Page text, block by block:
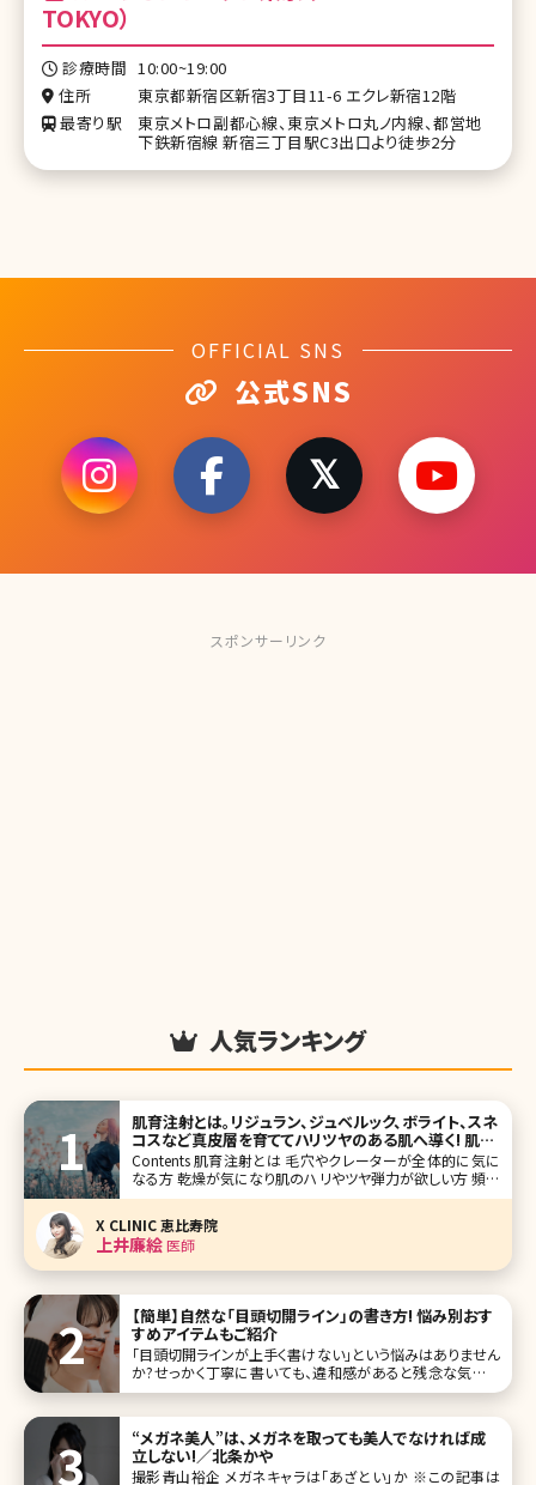
TOKYO）
診療時間 10:00~19:00
住所
東京都新宿区新宿3丁目11-6 エクレ新宿12階
最寄り駅
東京メトロ副都心線、東京メトロ丸ノ内線、都営地
下鉄新宿線 新宿三丁目駅C3出口より徒歩2分
OFFICIAL SNS
公式SNS
スポンサーリンク
人気ランキング
肌育注射とは。リジュラン、ジュベルック、ボライト、スネ
コスなど真皮層を育ててハリツヤのある肌へ導く! 肌の
お悩みごとに解説
Contents 肌育注射とは 毛穴やクレーターが全体的に気に
なる方 乾燥が気になり肌のハリやツヤ弾力が欲しい方 頻繁
にケアできないので持続重視の方 目元のケアだけピンポイ
ントで行いたい方 まとめ 赤ちゃんのようなもちもちっとした
弾力のある柔らかい肌になりたい!一度で
X CLINIC 恵比寿院
上井廉絵医師
【簡単】自然な「目頭切開ライン」の書き方! 悩み別おす
すめアイテムもご紹介
「目頭切開ラインが上手く書けない」という悩みはありません
か?せっかく丁寧に書いても、違和感があると残念な気持ち
になってしまいますよね。特に、目頭に「く」の字でラインをい
レンドのア
“メガネ美人”は、メガネを取っても美人でなければ成
立しない!／北条かや
撮影青山裕企 メガネキャラは「あざとい」か ※この記事は